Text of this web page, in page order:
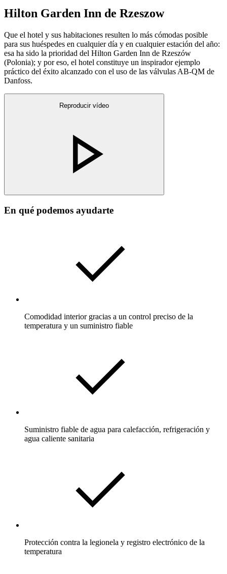
Hilton Garden Inn de Rzeszow
Que el hotel y sus habitaciones resulten lo más cómodas posible
para sus huéspedes en cualquier día y en cualquier estación del año:
esa ha sido la prioridad del Hilton Garden Inn de Rzeszów
(Polonia); y por eso, el hotel constituye un inspirador ejemplo
práctico del éxito alcanzado con el uso de las válvulas AB-QM de
Danfoss.
Reproducir vídeo
En qué podemos ayudarte
Comodidad interior gracias a un control preciso de la
temperatura y un suministro fiable
Suministro fiable de agua para calefacción, refrigeración y
agua caliente sanitaria
Protección contra la legionela y registro electrónico de la
temperatura